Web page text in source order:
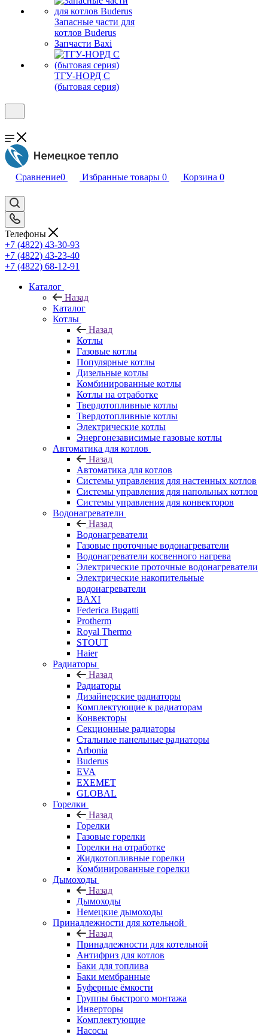
Запасные части для
котлов Buderus
Запчасти Baxi
ТГУ-НОРД С
(бытовая серия)
Сравнение0 Избранные товары 0 Корзина 0
Телефоны
+7 (4822) 43-30-93
+7 (4822) 43-23-40
+7 (4822) 68-12-91
Каталог
Назад
Каталог
Котлы
Назад
Котлы
Газовые котлы
Популярные котлы
Дизельные котлы
Комбинированные котлы
Котлы на отработке
Твердотопливные котлы
Твердотопливные котлы
Электрические котлы
Энергонезависимые газовые котлы
Автоматика для котлов
Назад
Автоматика для котлов
Системы управления для настенных котлов
Системы управления для напольных котлов
Системы управления для конвекторов
Водонагреватели
Назад
Водонагреватели
Газовые проточные водонагреватели
Водонагреватели косвенного нагрева
Электрические проточные водонагреватели
Электрические накопительные
водонагреватели
BAXI
Federica Bugatti
Protherm
Royal Thermo
STOUT
Haier
Радиаторы
Назад
Радиаторы
Дизайнерские радиаторы
Комплектующие к радиаторам
Конвекторы
Секционные радиаторы
Стальные панельные радиаторы
Arbonia
Buderus
EVA
EXEMET
GLOBAL
Горелки
Назад
Горелки
Газовые горелки
Горелки на отработке
Жидкотопливные горелки
Комбинированные горелки
Дымоходы
Назад
Дымоходы
Немецкие дымоходы
Принадлежности для котельной
Назад
Принадлежности для котельной
Антифриз для котлов
Баки для топлива
Баки мембранные
Буферные ёмкости
Группы быстрого монтажа
Инверторы
Комплектующие
Насосы